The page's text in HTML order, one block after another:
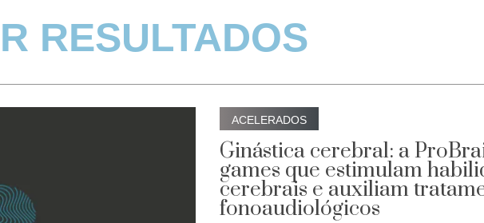
RESULTADOS
ACELERADOS
Ginástica cerebral: a
games que estimulam
cerebrais e auxiliam
fonoaudiológicos